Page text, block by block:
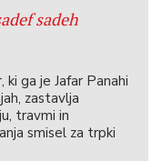
sadeh
ga je Jafar Panahi
zastavlja
travmi in
smisel za trpki